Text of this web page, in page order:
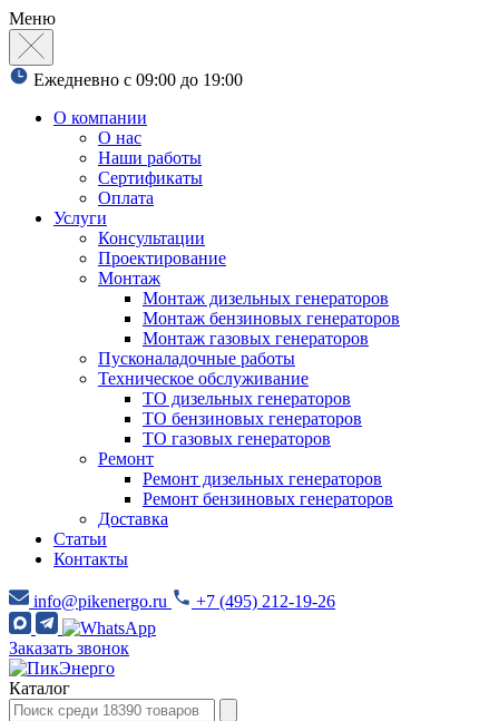
Меню
Ежедневно с 09:00 до 19:00
О компании
О нас
Наши работы
Сертификаты
Оплата
Услуги
Консультации
Проектирование
Монтаж
Монтаж дизельных генераторов
Монтаж бензиновых генераторов
Монтаж газовых генераторов
Пусконаладочные работы
Техническое обслуживание
ТО дизельных генераторов
ТО бензиновых генераторов
ТО газовых генераторов
Ремонт
Ремонт дизельных генераторов
Ремонт бензиновых генераторов
Доставка
Статьи
Контакты
info@pikenergo.ru +7 (495) 212-19-26
Заказать звонок
Каталог